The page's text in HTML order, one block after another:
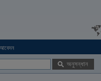
অনুসন্ধান